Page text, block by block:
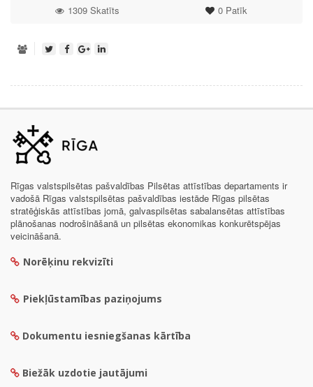
0Patīk
1309 Skatīts
Rīgas valstspilsētas pašvaldības Pilsētas attīstības departaments ir
vadošā Rīgas valstspilsētas pašvaldības iestāde Rīgas pilsētas
stratēģiskās attīstības jomā, galvaspilsētas sabalansētas attīstības
plānošanas nodrošināšanā un pilsētas ekonomikas konkurētspējas
veicināšanā.
Norēķinu rekvizīti
Piekļūstamības paziņojums
Dokumentu iesniegšanas kārtība
Biežāk uzdotie jautājumi